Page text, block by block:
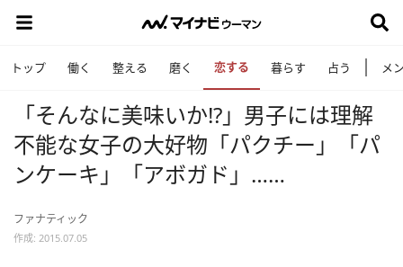
トップ 働く 整える 磨く 恋する 暮らす 占う メ
「そんなに美味いか!?」男子には理解
不能な女子の大好物「パクチー」「パ
ンケーキ」「アボガド」……
ファナティック
作成: 2015.07.05